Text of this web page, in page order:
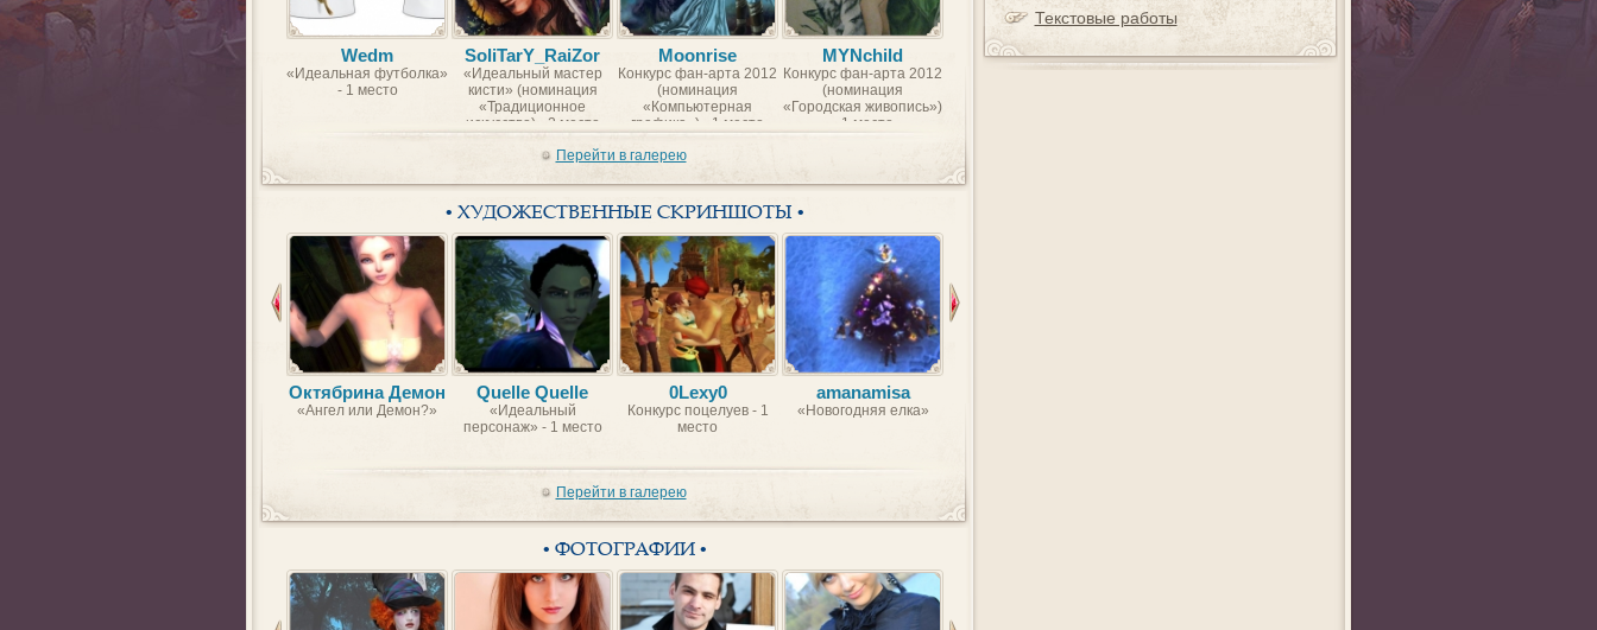
Wedm
«Идеальная футболка»
- 1 место
SoliTarY_RaiZor
«Идеальный мастер
кисти» (номинация
«Традиционное
искусство) - 2 место
Moonrise
Конкурс фан-арта 2012
(номинация
«Компьютерная
графика») - 1 место
MYNchild
Конкурс фан-арта 2012
(номинация
«Городская живопись»)
- 1 место
BorntoFrag Анна Викторовна Wedm
Перейти в галерею
• ХУДОЖЕСТВЕННЫЕ СКРИНШОТЫ •
Октябрина Демон
«Ангел или Демон?»
Quelle Quelle
«Идеальный
персонаж» - 1 место
0Lexy0
Конкурс поцелуев - 1
место
amanamisa
«Новогодняя елка»
Перейти в галерею
• ФОТОГРАФИИ •
Текстовые работы